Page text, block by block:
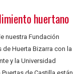
huertano
nuestra Fundación
Huerta Bizarra con la
y la Universidad